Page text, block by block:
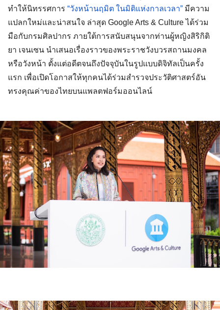
ทำให้นิทรรศการ “วังหน้านฤมิต ในมิติแห่งกาลเวลา” มีความ
แปลกใหม่และน่าสนใจ ล่าสุด Google Arts & Culture ได้ร่วม
มือกับกรมศิลปากร ภายใต้การสนับสนุนจากท่านผู้หญิงสิริกิติ
ยา เจนเซน นำเสนอเรื่องราวของพระราชวังบวรสถานมงคล
หรือวังหน้า ตั้งแต่อดีตจนถึงปัจจุบันในรูปแบบดิจิทัลเป็นครั้ง
แรก เพื่อเปิดโอกาสให้ทุกคนได้ร่วมสำรวจประวัติศาสตร์อัน
ทรงคุณค่าของไทยบนแพลตฟอร์มออนไลน์